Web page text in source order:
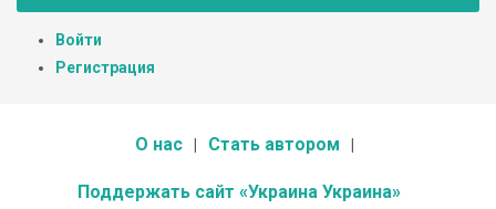
Войти
Регистрация
О нас Стать автором
Поддержать сайт «Украина Украина»